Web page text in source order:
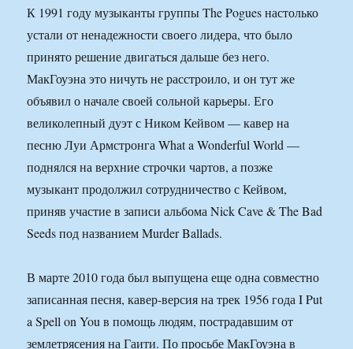
К 1991 году музыканты группы The Pogues настолько
устали от ненадежности своего лидера, что было
принято решение двигаться дальше без него.
МакГоуэна это ничуть не расстроило, и он тут же
объявил о начале своей сольной карьеры. Его
великолепный дуэт с Ником Кейвом — кавер на
песню Луи Армстронга What a Wonderful World —
поднялся на верхние строчки чартов, а позже
музыкант продолжил сотрудничество с Кейвом,
приняв участие в записи альбома Nick Cave & The Bad
Seeds под названием Murder Ballads.
В марте 2010 года был выпущена еще одна совместно
записанная песня, кавер-версия на трек 1956 года I Put
a Spell on You в помощь людям, пострадавшим от
землетрясения на Гаити. По просьбе МакГоуэна в